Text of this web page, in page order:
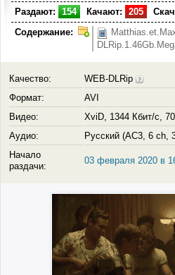
Раздают:
154 Качают: 205
Содержание:
Качество:
WEB-DLRip
Формат:
AVI
Видео:
XviD, 1344 Кбит/с,
Аудио:
Русский (AC3, 6 ch,
Начало
раздачи:
03 февраля 2020 в